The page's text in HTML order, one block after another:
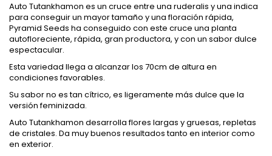
Auto Tutankhamon es un cruce entre una ruderalis y una indica
para conseguir un mayor tamaño y una floración rápida,
Pyramid Seeds ha conseguido con este cruce una planta
autofloreciente, rápida, gran productora, y con un sabor dulce
espectacular.
Esta variedad llega a alcanzar los 70cm de altura en
condiciones favorables.
Su sabor no es tan cítrico, es ligeramente más dulce que la
versión feminizada.
Auto Tutankhamon desarrolla flores largas y gruesas, repletas
de cristales. Da muy buenos resultados tanto en interior como
en exterior.